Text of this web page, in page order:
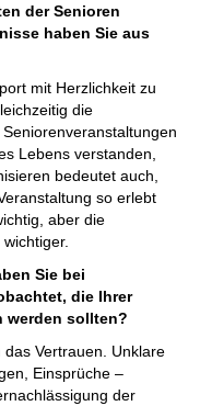
der Senioren
haben Sie aus
mit Herzlichkeit zu
die
Lebens verstanden,
bedeutet auch,
so erlebt
aber die
Sie bei
die Ihrer
werden sollten?
Vertrauen. Unklare
Einsprüche –
der